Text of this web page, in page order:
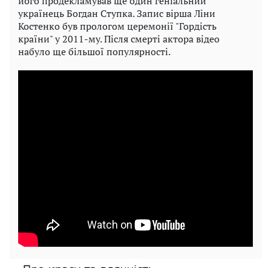
українець Богдан Ступка. Запис вірша Ліни
Костенко був прологом церемонії "Гордість
країни" у 2011-му. Після смерті актора відео
набуло ще більшої популярності.